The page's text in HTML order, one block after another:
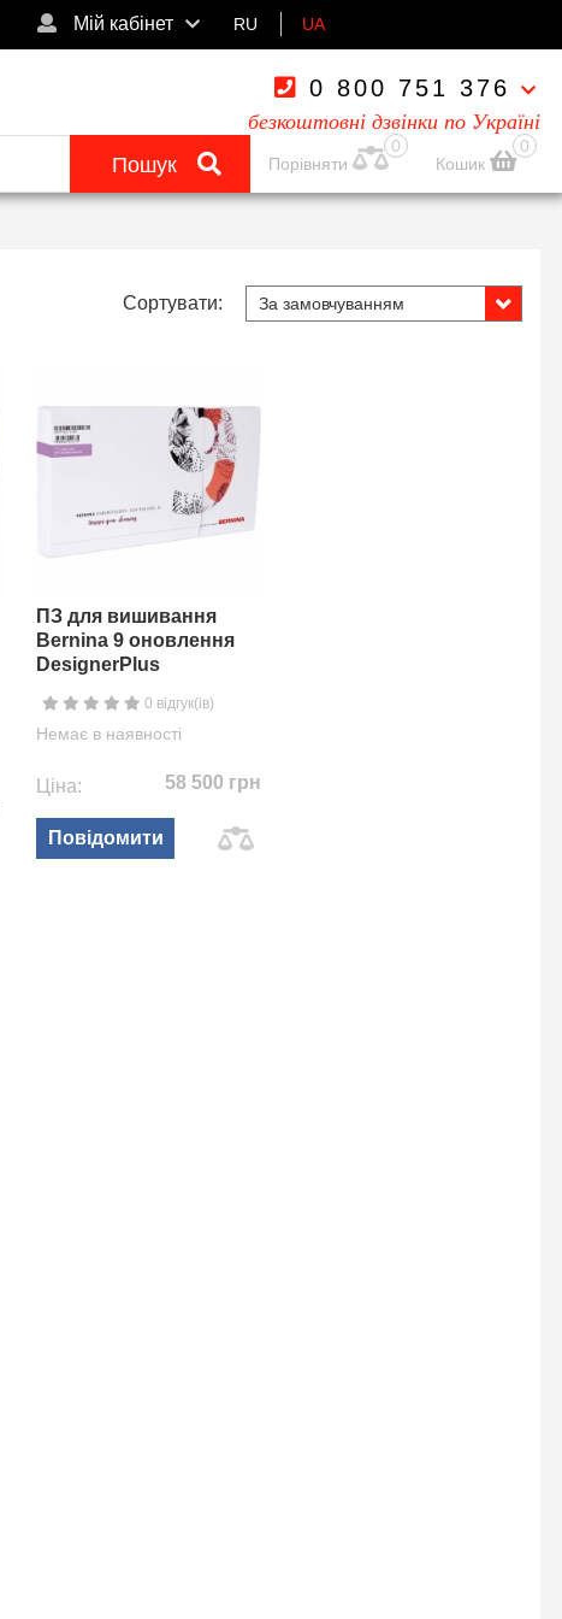
Мій кабінет RU UA
0 800 751 376
безкоштовні дзвінки по Україні
Пошук
0
Порівняти
0
Кошик
Сортувати:
ПЗ для вишивання
Bernina 9 оновлення
DesignerPlus
0 відгук(ів)
Немає в наявності
Ціна: 58 500 грн
Повідомити